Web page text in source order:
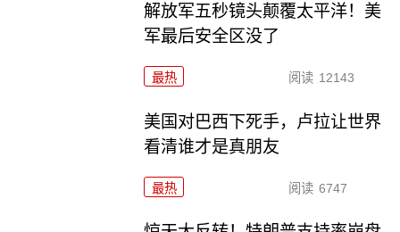
解放军五秒镜头颠覆太平洋！美
军最后安全区没了
最热 阅读 12143
美国对巴西下死手，卢拉让世界
看清谁才是真朋友
最热 阅读 6747